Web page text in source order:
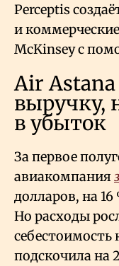
Perceptis
и
McKinsey с
Air
выручку,
в убыток
За первое
авиакомпания
долларов, на 16
Но расходы
себестоимость
подскочила на